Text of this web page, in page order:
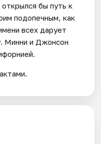
бы путь к
подопечным, как
всех дарует
Минни и Джонсон